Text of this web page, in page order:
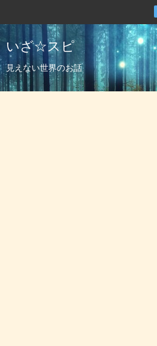
いざ☆スピ
見えない世界のお話